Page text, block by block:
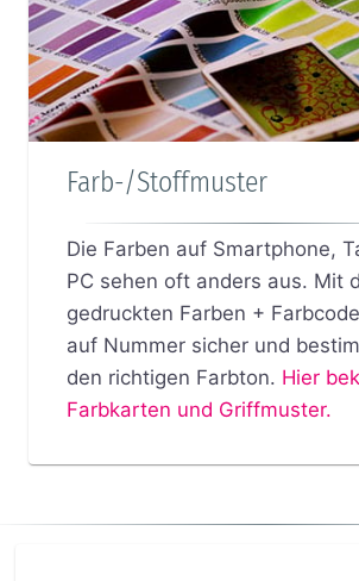
Farb-/Stoffmuster
Die Farben auf Smartphone,
PC sehen oft anders aus. Mit
gedruckten Farben +
auf Nummer sicher und
den richtigen Farbton. Hier
Farbkarten und Griffmuster.